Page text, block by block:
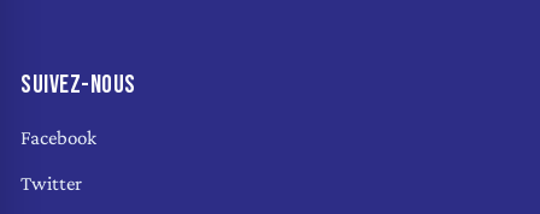
SUIVEZ-NOUS
Facebook
Twitter